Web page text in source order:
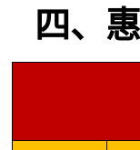
四、